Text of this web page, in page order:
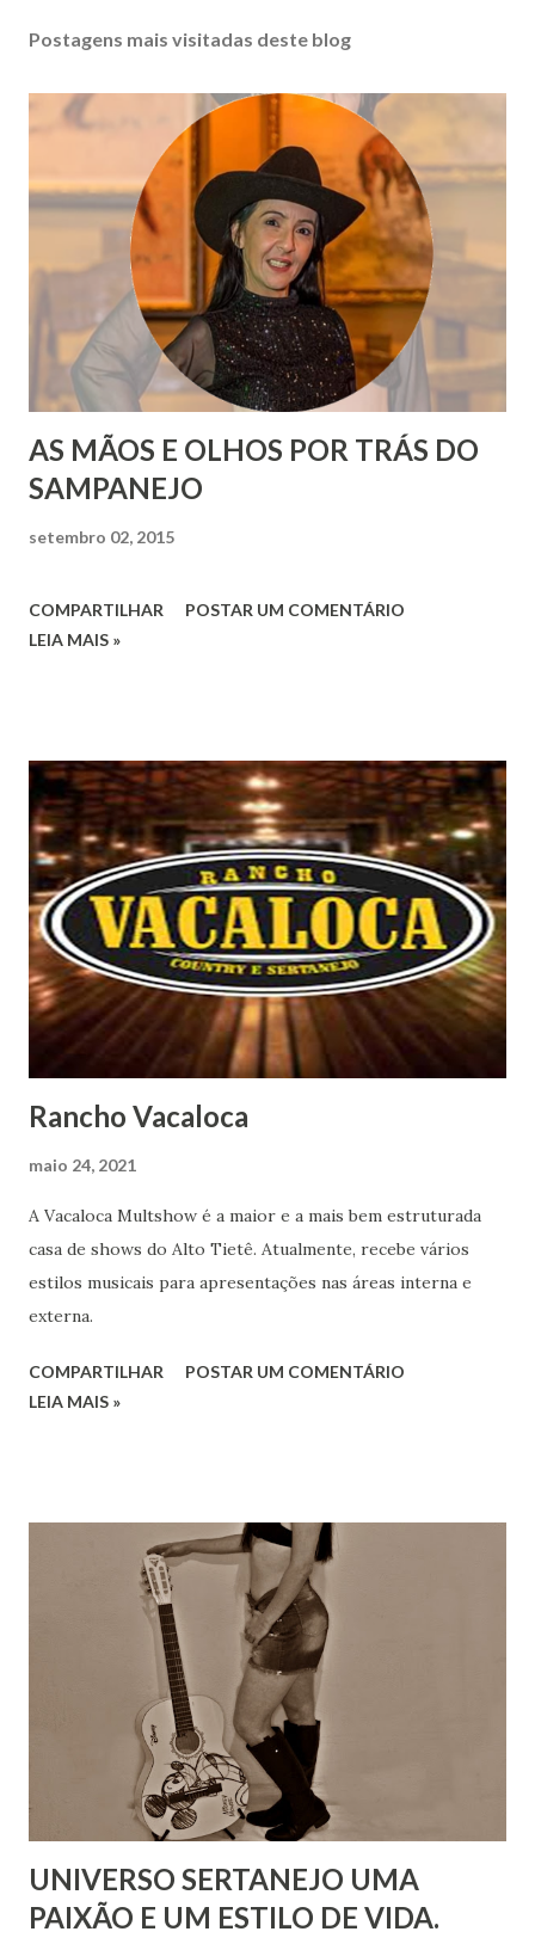
Postagens mais visitadas deste blog
AS MÃOS E OLHOS POR TRÁS DO
SAMPANEJO
setembro 02, 2015
COMPARTILHAR
POSTAR UM COMENTÁRIO
LEIA MAIS »
Rancho Vacaloca
maio 24, 2021
A Vacaloca Multshow é a maior e a mais bem estruturada
casa de shows do Alto Tietê. Atualmente, recebe vários
estilos musicais para apresentações nas áreas interna e
externa.
COMPARTILHAR
POSTAR UM COMENTÁRIO
LEIA MAIS »
UNIVERSO SERTANEJO UMA
PAIXÃO E UM ESTILO DE VIDA.